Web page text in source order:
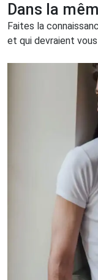
Dans la
Faites la
et qui devraient